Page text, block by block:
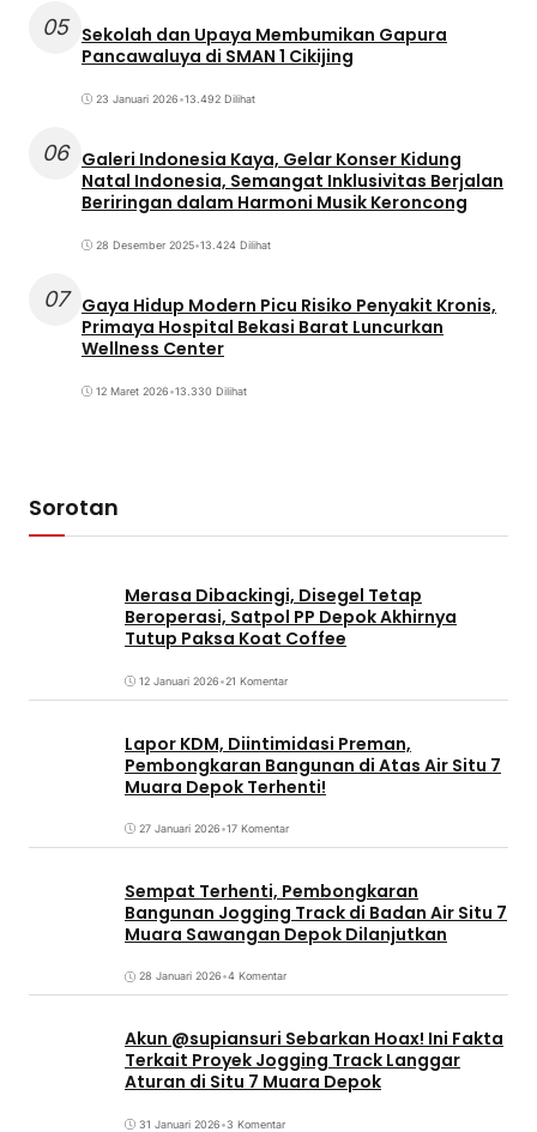
05 Sekolah dan Upaya Membumikan Gapura
Pancawaluya di SMAN 1 Cikijing
23 Januari 2026•13.492 Dilihat
06 Galeri Indonesia Kaya, Gelar Konser Kidung
Natal Indonesia, Semangat Inklusivitas Berjalan
Beriringan dalam Harmoni Musik Keroncong
28 Desember 2025•13.424 Dilihat
07
Gaya Hidup Modern Picu Risiko Penyakit Kronis,
Primaya Hospital Bekasi Barat Luncurkan
Wellness Center
12 Maret 2026•13.330 Dilihat
Sorotan
Merasa Dibackingi, Disegel Tetap
Beroperasi, Satpol PP Depok Akhirnya
Tutup Paksa Koat Coffee
12 Januari 2026•21 Komentar
Lapor KDM, Diintimidasi Preman,
Pembongkaran Bangunan di Atas Air Situ 7
Muara Depok Terhenti!
27 Januari 2026•17 Komentar
Sempat Terhenti, Pembongkaran
Bangunan Jogging Track di Badan Air Situ 7
Muara Sawangan Depok Dilanjutkan
28 Januari 2026•4 Komentar
Akun @supiansuri Sebarkan Hoax! Ini Fakta
Terkait Proyek Jogging Track Langgar
Aturan di Situ 7 Muara Depok
31 Januari 2026•3 Komentar